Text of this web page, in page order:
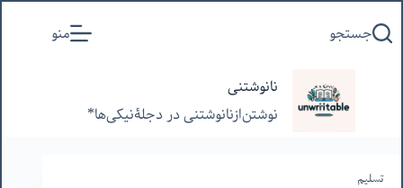
به
جستجو منو
نانوشتنی
نوشتن‌از‌نانوشتنی‌ در‌ دجلۀنیکی‌ها*
تسلیم